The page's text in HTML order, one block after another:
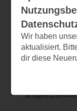
Theo
Theo in
Cover. Die
Wir haben
aktualisiert.
dir diese